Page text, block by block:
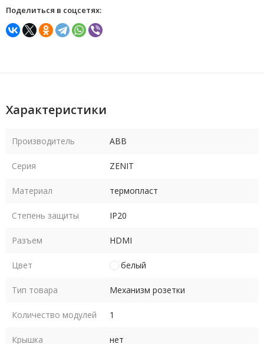
Поделиться в соцсетях:
Характеристики
Производитель ABB
Серия ZENIT
Материал термопласт
Степень защиты IP20
Разъем HDMI
Цвет белый
Тип товара Механизм розетки
Количество модулей 1
Крышка нет